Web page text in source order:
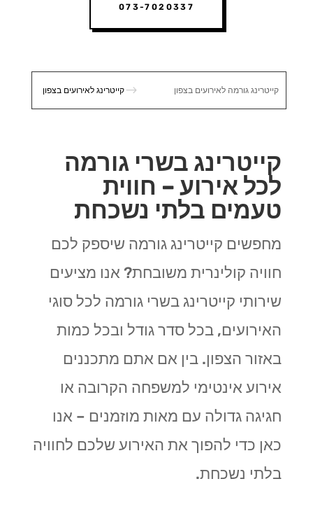
073-7020337
$ קייטרינג לאירועים בצפון קייטרינג גורמה לאירועים בצפון
קייטרינג בשרי גורמה
לכל אירוע – חווית
טעמים בלתי נשכחת
מחפשים קייטרינג גורמה שיספק לכם
חוויה קולינרית משובחת? אנו מציעים
שירותי קייטרינג בשרי גורמה לכל סוגי
האירועים, בכל סדר גודל ובכל כמות
באזור הצפון. בין אם אתם מתכננים
אירוע אינטימי למשפחה הקרובה או
חגיגה גדולה עם מאות מוזמנים – אנו
כאן כדי להפוך את האירוע שלכם לחוויה
בלתי נשכחת.